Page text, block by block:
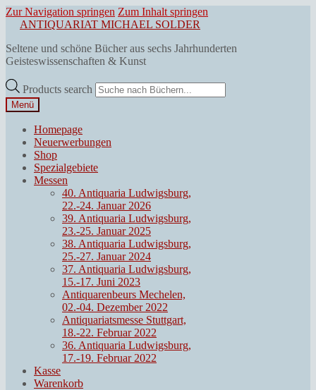
Zur Navigation springen Zum Inhalt springen
ANTIQUARIAT MICHAEL SOLDER
Seltene und schöne Bücher aus sechs Jahrhunderten
Geisteswissenschaften & Kunst
Products search
Menü
Homepage
Neuerwerbungen
Shop
Spezialgebiete
Messen
40. Antiquaria Ludwigsburg,
22.-24. Januar 2026
39. Antiquaria Ludwigsburg,
23.-25. Januar 2025
38. Antiquaria Ludwigsburg,
25.-27. Januar 2024
37. Antiquaria Ludwigsburg,
15.-17. Juni 2023
Antiquarenbeurs Mechelen,
02.-04. Dezember 2022
Antiquariatsmesse Stuttgart,
18.-22. Februar 2022
36. Antiquaria Ludwigsburg,
17.-19. Februar 2022
Kasse
Warenkorb